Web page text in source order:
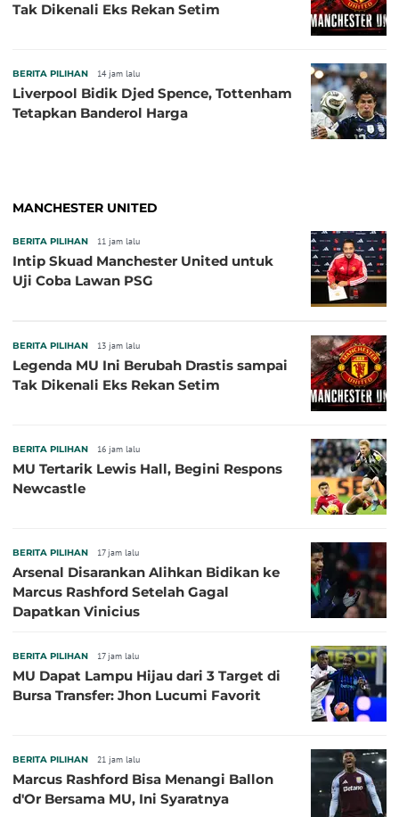
Tak Dikenali Eks Rekan Setim
BERITA PILIHAN 14 jam lalu
Liverpool Bidik Djed Spence, Tottenham
Tetapkan Banderol Harga
MANCHESTER UNITED
BERITA PILIHAN 11 jam lalu
Intip Skuad Manchester United untuk
Uji Coba Lawan PSG
BERITA PILIHAN 13 jam lalu
Legenda MU Ini Berubah Drastis sampai
Tak Dikenali Eks Rekan Setim
BERITA PILIHAN 16 jam lalu
MU Tertarik Lewis Hall, Begini Respons
Newcastle
BERITA PILIHAN 17 jam lalu
Arsenal Disarankan Alihkan Bidikan ke
Marcus Rashford Setelah Gagal
Dapatkan Vinicius
BERITA PILIHAN 17 jam lalu
MU Dapat Lampu Hijau dari 3 Target di
Bursa Transfer: Jhon Lucumi Favorit
BERITA PILIHAN 21 jam lalu
Marcus Rashford Bisa Menangi Ballon
d'Or Bersama MU, Ini Syaratnya